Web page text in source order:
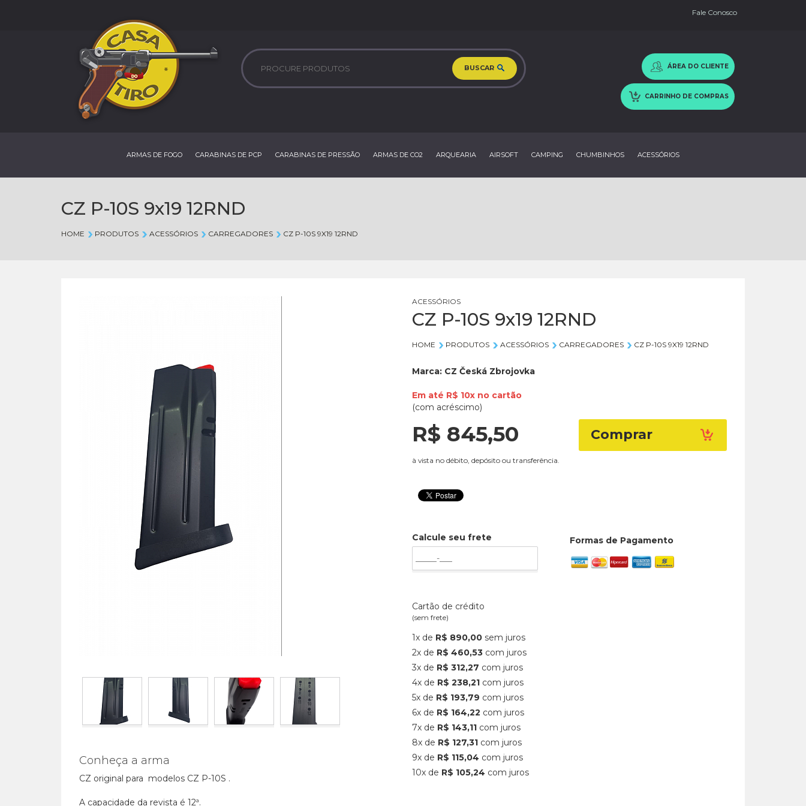
Fale Conosco
BUSCAR ÁREA DO CLIENTE
CARRINHO DE COMPRAS
ARMAS DE FOGO CARABINAS DE PCP CARABINAS DE PRESSÃO ARMAS DE CO2 ARQUEARIA AIRSOFT CAMPING CHUMBINHOS ACESSÓRIOS
CZ P-10S 9x19 12RND
HOME PRODUTOS ACESSÓRIOS CARREGADORES CZ P-10S 9X19 12RND
Conheça a arma
CZ original para modelos CZ P-10S .
A capacidade da revista é 12ª.
ACESSÓRIOS
CZ P-10S 9x19 12RND
HOME PRODUTOS ACESSÓRIOS CARREGADORES CZ P-10S 9X19 12RND
Marca: CZ Česká Zbrojovka
Em até R$ 10x no cartão
(com acréscimo)
R$ 845,50
à vista no débito, depósito ou transferência.
Comprar
Calcule seu frete Formas de Pagamento
Cartão de crédito
(sem frete)
1x de R$ 890,00 sem juros
2x de R$ 460,53 com juros
3x de R$ 312,27 com juros
4x de R$ 238,21 com juros
5x de R$ 193,79 com juros
6x de R$ 164,22 com juros
7x de R$ 143,11 com juros
8x de R$ 127,31 com juros
9x de R$ 115,04 com juros
10x de R$ 105,24 com juros